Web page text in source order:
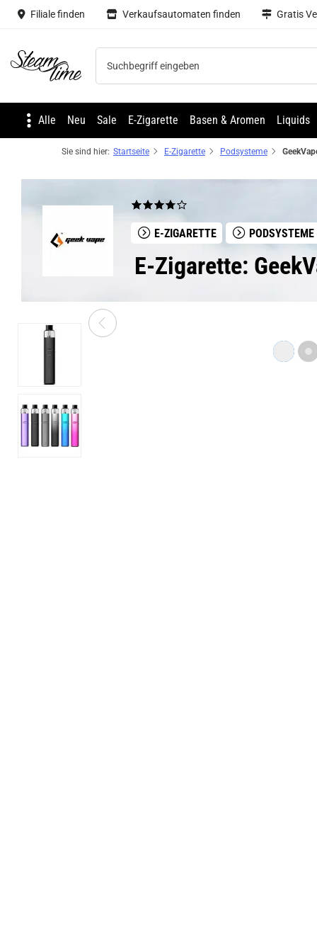
Filiale finden Verkaufsautomaten finden Gratis
Steam time
Alle Neu Sale E-Zigarette Basen & Aromen Liquids
Sie sind hier: Startseite E-Zigarette Podsysteme
E-ZIGARETTE PODSYSTEME
E-Zigarette: